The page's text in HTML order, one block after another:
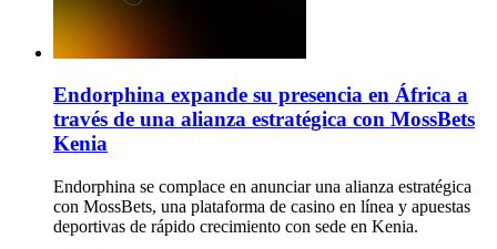
Endorphina expande su presencia en África a
través de una alianza estratégica con MossBets
Kenia
Endorphina se complace en anunciar una alianza estratégica
con MossBets, una plataforma de casino en línea y apuestas
deportivas de rápido crecimiento con sede en Kenia.